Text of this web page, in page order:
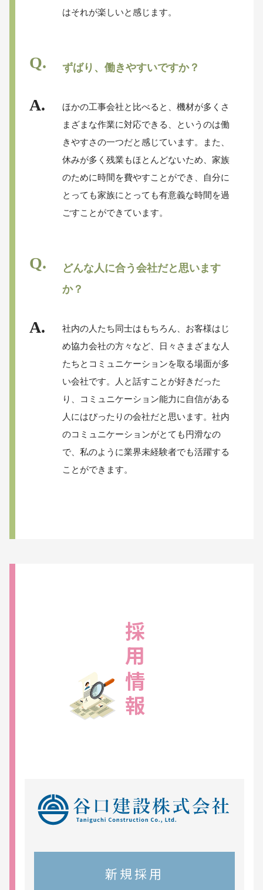
はそれが楽しいと感じます。
ずばり、働きやすいですか？
ほかの工事会社と比べると、機材が多くさ
まざまな作業に対応できる、というのは働
きやすさの一つだと感じています。また、
休みが多く残業もほとんどないため、家族
のために時間を費やすことができ、自分に
とっても家族にとっても有意義な時間を過
ごすことができています。
どんな人に合う会社だと思います
か？
社内の人たち同士はもちろん、お客様はじ
め協力会社の方々など、日々さまざまな人
たちとコミュニケーションを取る場面が多
い会社です。人と話すことが好きだった
り、コミュニケーション能力に自信がある
人にはぴったりの会社だと思います。社内
のコミュニケーションがとても円滑なの
で、私のように業界未経験者でも活躍する
ことができます。
採用情報
新規採用